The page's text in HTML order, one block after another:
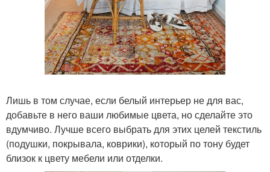
Лишь в том случае, если белый интерьер не для вас,
добавьте в него ваши любимые цвета, но сделайте это
вдумчиво. Лучше всего выбрать для этих целей текстиль
(подушки, покрывала, коврики), который по тону будет
близок к цвету мебели или отделки.